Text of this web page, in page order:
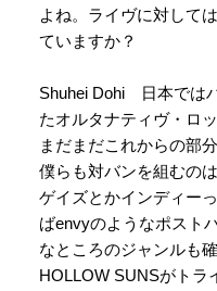
よね。ライヴに対して
ていますか？
Shuhei Dohi 日本では
たオルタナティヴ・ロ
まだまだこれからの部
僕らも対バンを組むの
ゲイズとかインディー
ばenvyのようなポスト
なところのジャンルも
HOLLOW SUNSがトラ